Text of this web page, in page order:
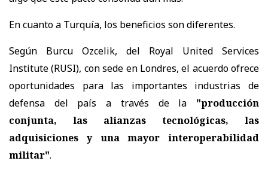
En cuanto a Turquía, los beneficios son diferentes.
Según Burcu Ozcelik, del Royal United Services
Institute (RUSI), con sede en Londres, el acuerdo ofrece
oportunidades para las importantes industrias de
defensa del país a través de la "producción
conjunta, las alianzas tecnológicas, las
adquisiciones y una mayor interoperabilidad
militar".